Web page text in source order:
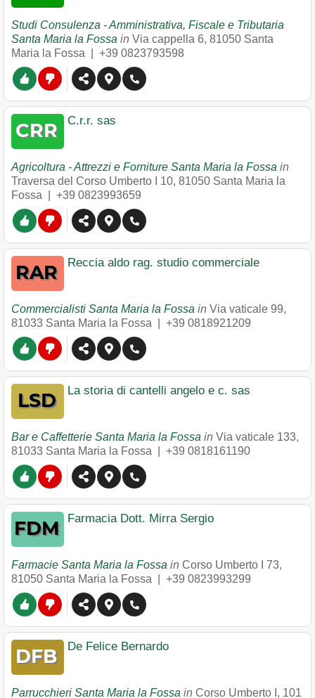
Studi Consulenza - Amministrativa, Fiscale e Tributaria
Santa Maria la Fossa in Via cappella 6, 81050 Santa
Maria la Fossa
+39 0823793598
C.r.r. sas
Agricoltura - Attrezzi e Forniture Santa Maria la Fossa in
Traversa del Corso Umberto I 10, 81050 Santa Maria la
Fossa
+39 0823993659
Reccia aldo rag. studio commerciale
Commercialisti Santa Maria la Fossa in Via vaticale 99,
81033 Santa Maria la Fossa +39 0818921209
La storia di cantelli angelo e c. sas
Bar e Caffetterie Santa Maria la Fossa in Via vaticale 133,
81033 Santa Maria la Fossa +39 0818161190
Farmacia Dott. Mirra Sergio
Farmacie Santa Maria la Fossa in Corso Umberto I 73,
81050 Santa Maria la Fossa +39 0823993299
De Felice Bernardo
Parrucchieri Santa Maria la Fossa in Corso Umberto I, 101